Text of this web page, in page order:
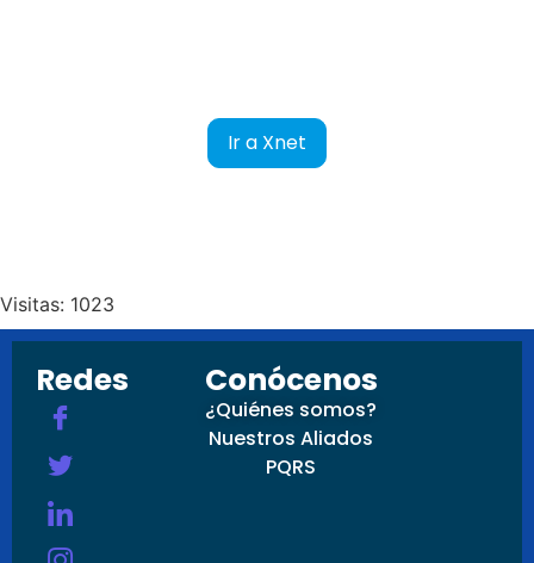
Ir a Xnet
Visitas: 1023
Redes Conócenos
¿Quiénes somos?
Nuestros Aliados
PQRS